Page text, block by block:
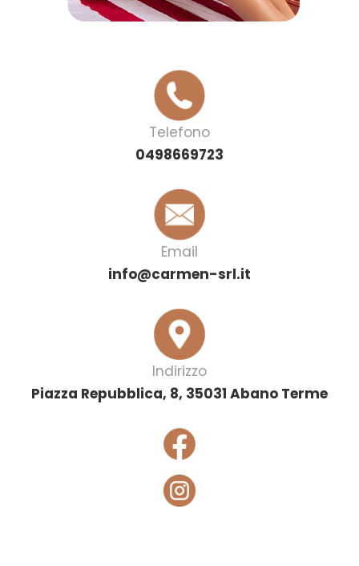
Telefono
0498669723
Email
info@carmen-srl.it
Indirizzo
Piazza Repubblica, 8, 35031 Abano Terme